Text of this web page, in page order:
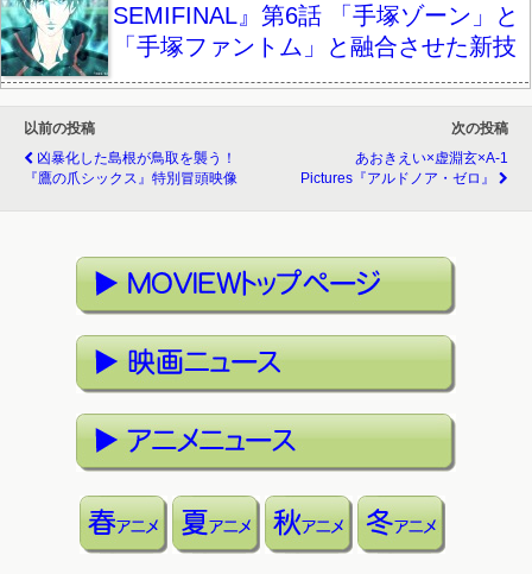
SEMIFINAL』第6話 「手塚ゾーン」と
「手塚ファントム」と融合させた新技
以前の投稿
凶暴化した島根が鳥取を襲う！
『鷹の爪シックス』特別冒頭映像
次の投稿
あおきえい×虚淵玄×A-1
Pictures『アルドノア・ゼロ』